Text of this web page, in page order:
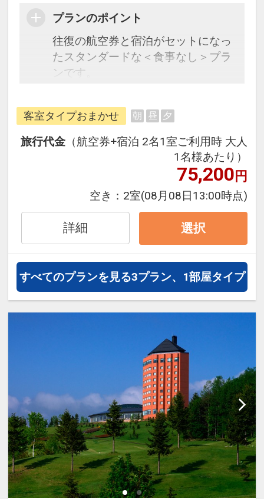
プランのポイント
往復の航空券と宿泊がセットになっ
たスタンダードな＜食事なし＞プラ
ンです。
できるダイナミックパッケージだか
ら、一都市滞在はもちろん周遊旅行
にも最適！
旅行期間中の1泊だけの宿泊や延
泊・飛び泊なども自由自在です。
フライトは、安心のJAL（または
JALグループ）確約！フライトマイ
ル50%貯まります。
オプションでレンタカーや現地交
通・体験プランなどの追加（同時予
約）が可能なプランもございます。
～ボイラー不具合についてのお知ら
せ～
一部の客室のお湯が出ない状態に
復旧に向け修理を行っております。
お風呂につきましては、近隣ホテル
の大浴場をご案内させていただきま
す。
お客様には、大変ご不便、ご迷惑を
お掛けし申し訳ございません。
客室タイプおまかせ 朝 昼 夕
旅行代金 （航空券+宿泊 2名1室ご利用時 大人
1名様あたり）
75,200円
空き： 2室(08月08日13:00時点)
詳細 選択
すべてのプランを見る3プラン、1部屋タイプ